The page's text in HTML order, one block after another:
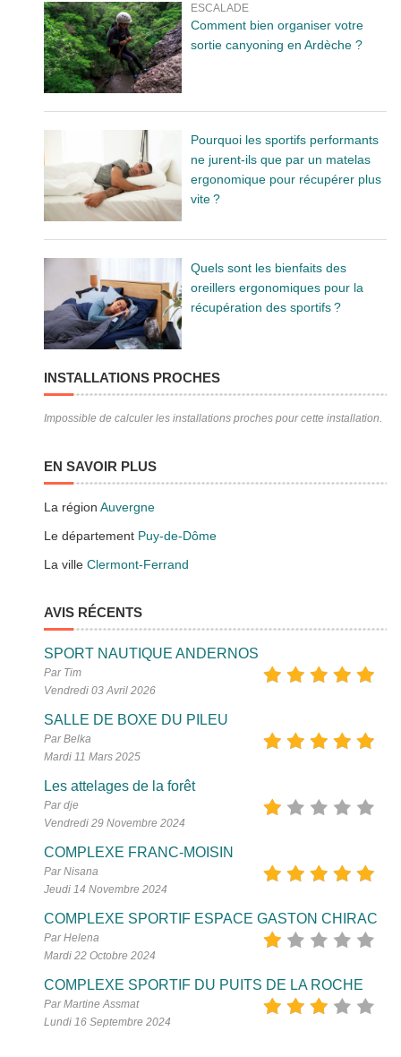
ESCALADE
Comment bien organiser votre
sortie canyoning en Ardèche ?
Pourquoi les sportifs performants
ne jurent-ils que par un matelas
ergonomique pour récupérer plus
vite ?
Quels sont les bienfaits des
oreillers ergonomiques pour la
récupération des sportifs ?
INSTALLATIONS PROCHES
Impossible de calculer les installations proches pour cette installation.
EN SAVOIR PLUS
La régionAuvergne
Le département Puy-de-Dôme
La villeClermont-Ferrand
AVIS RÉCENTS
SPORT NAUTIQUE ANDERNOS
Par Tim
Vendredi 03 Avril 2026
SALLE DE BOXE DU PILEU
Par Belka
Mardi 11 Mars 2025
Les attelages de la forêt
Par dje
Vendredi 29 Novembre 2024
COMPLEXE FRANC-MOISIN
Par Nisana
Jeudi 14 Novembre 2024
COMPLEXE SPORTIF ESPACE GASTON CHIRAC
Par Helena
Mardi 22 Octobre 2024
COMPLEXE SPORTIF DU PUITS DE LA ROCHE
Par Martine Assmat
Lundi 16 Septembre 2024